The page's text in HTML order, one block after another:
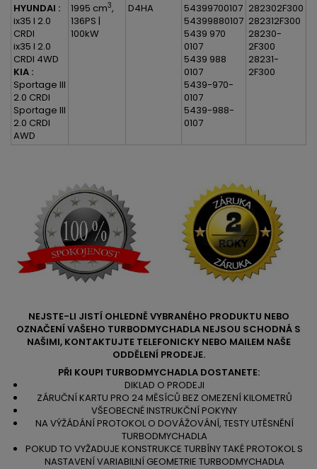
HYUNDAI :
ix35 I 2.0
CRDI
ix35 I 2.0
CRDI 4WD
KIA :
Sportage III
2.0 CRDI
Sportage III
2.0 CRDI
AWD
1995 cm3,
136PS |
100kW
D4HA
54399700107
54399880107
5439 970
0107
5439 988
0107
5439-970-
0107
5439-988-
0107
282302F300
282312F300
28230-
2F300
28231-
2F300
NEJSTE-LI JISTÍ OHLEDNĚ VYBRANÉHO PRODUKTU NEBO
OZNAČENÍ VAŠEHO TURBODMYCHADLA NEJSOU SCHODNÁ S
NAŠIMI, KONTAKTUJTE TELEFONICKY NEBO MAILEM NAŠE
ODDĚLENÍ PRODEJE.
PŘI KOUPI TURBODMYCHADLA DOSTANETE:
DIKLAD O PRODEJI
ZÁRUČNÍ KARTU PRO 24 MĚSÍCŮ BEZ OMEZENÍ KILOMETRŮ
VŠEOBECNÉ INSTRUKČNÍ POKYNY
NA VÝŽÁDÁNÍ PROTOKOL O DOVÁŽOVÁNÍ, TESTY UTĚSNĚNÍ
TURBODMYCHADLA
POKUD TO VYŽADUJE KONSTRUKCE TURBÍNY TAKÉ PROTOKOL S
NASTAVENÍ VARIABILNÍ GEOMETRIE TURBODMYCHADLA